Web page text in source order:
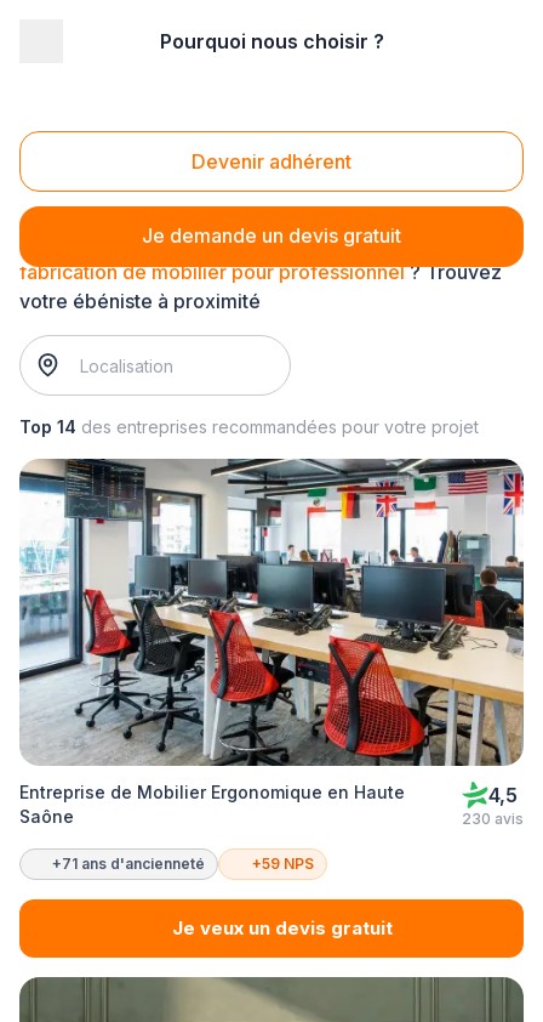
Pourquoi nous choisir ?
Devenir adhérent
Je demande un devis gratuit
Fabrication de mobilier pour professionnel
fabrication de mobilier pour professionnel? Trouvez
votre ébéniste à proximité
Top 14 des entreprises recommandées pour votre projet
Entreprise de Mobilier Ergonomique en Haute
Saône
4,5
230 avis
+71 ans d'ancienneté +59 NPS
Je veux un devis gratuit